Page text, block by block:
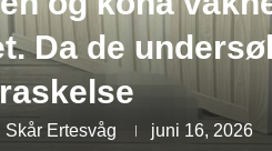
Da de
Skår Ertesvåg juni 16, 2026